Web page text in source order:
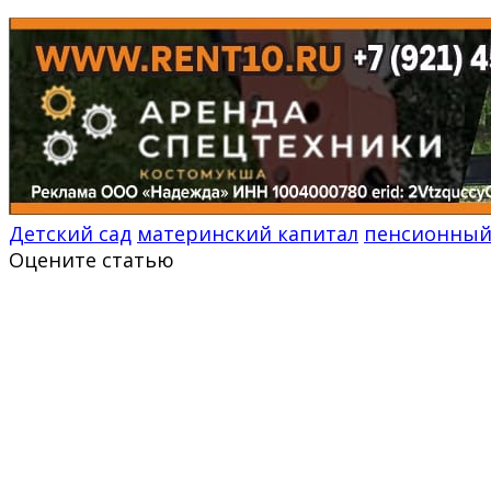
Детский сад материнский капитал
Оцените статью